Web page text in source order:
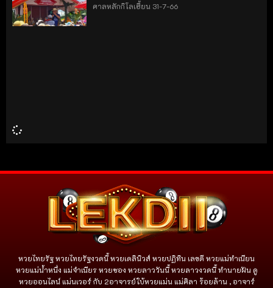
ศาลหลักกิโลเฮี้ยน 31-7-66
หวยไทยรัฐ หวยไทยรัฐงวดนี้ หวยเดลินิวส์ หวยปฏิทิน เลขดี หวยแม่ทำเนียน
หวยแม่น้ำหนึ่ง แม่จําเนียร หวยซอง หวยลาววันนี้ หวยลาวงวดนี้ ทำนายฝัน ดู
หวยออนไลน์ แม่นเวอร์ กับ 2อาจารย์ใบ้หวยแม่น แม่ศิลา ร้อยล้าน , อาจาร์